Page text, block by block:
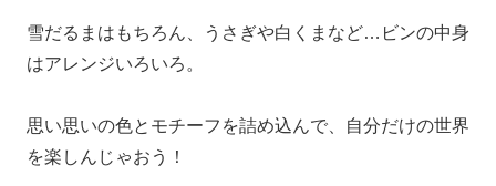
雪だるまはもちろん、うさぎや白くまなど…ビンの中身
はアレンジいろいろ。
思い思いの色とモチーフを詰め込んで、自分だけの世界
を楽しんじゃおう！